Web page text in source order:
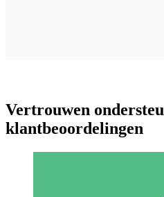
Vertrouwen
klantbeoordelingen